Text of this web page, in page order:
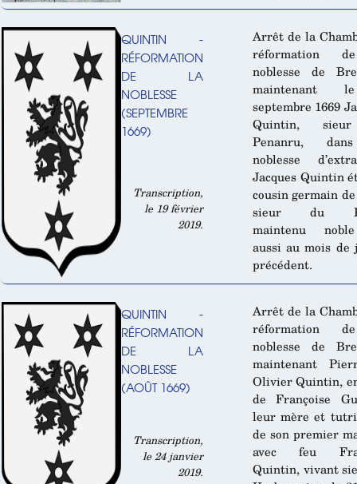
QUINTIN -
RÉFORMATION
DE LA
NOBLESSE
(SEPTEMBRE
1669)
Transcription,
le 19 février
2019.
Arrêt de la
réformation
noblesse de
maintenant
septembre 1669
Quintin,
Penanru,
noblesse
Jacques Quintin
cousin germain
sieur du
maintenu
aussi au mois
précédent.
QUINTIN -
RÉFORMATION
DE LA
NOBLESSE
(AOÛT 1669)
Transcription,
le 24 janvier
2019.
Arrêt de la
réformation
noblesse de
maintenant
Olivier Quintin,
de Françoise
leur mère et
de son premier
avec feu
Quintin, vivant